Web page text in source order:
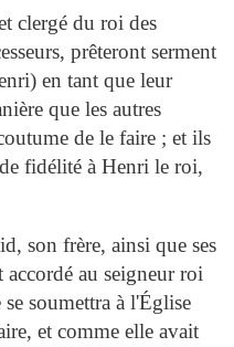
clergé du roi des
prêteront serment
en tant que leur
que les autres
de le faire ; et ils
fidélité à Henri le roi,
son frère, ainsi que ses
accordé au seigneur roi
soumettra à l'Église
et comme elle avait